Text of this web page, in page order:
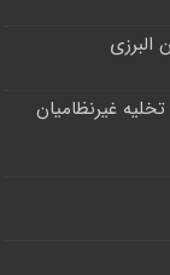
البرزی
غیرنظامیان